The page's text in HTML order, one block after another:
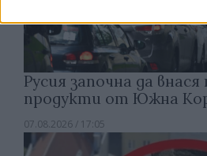
Русия започна да
продукти от Южна
07.08.2026 / 17:05